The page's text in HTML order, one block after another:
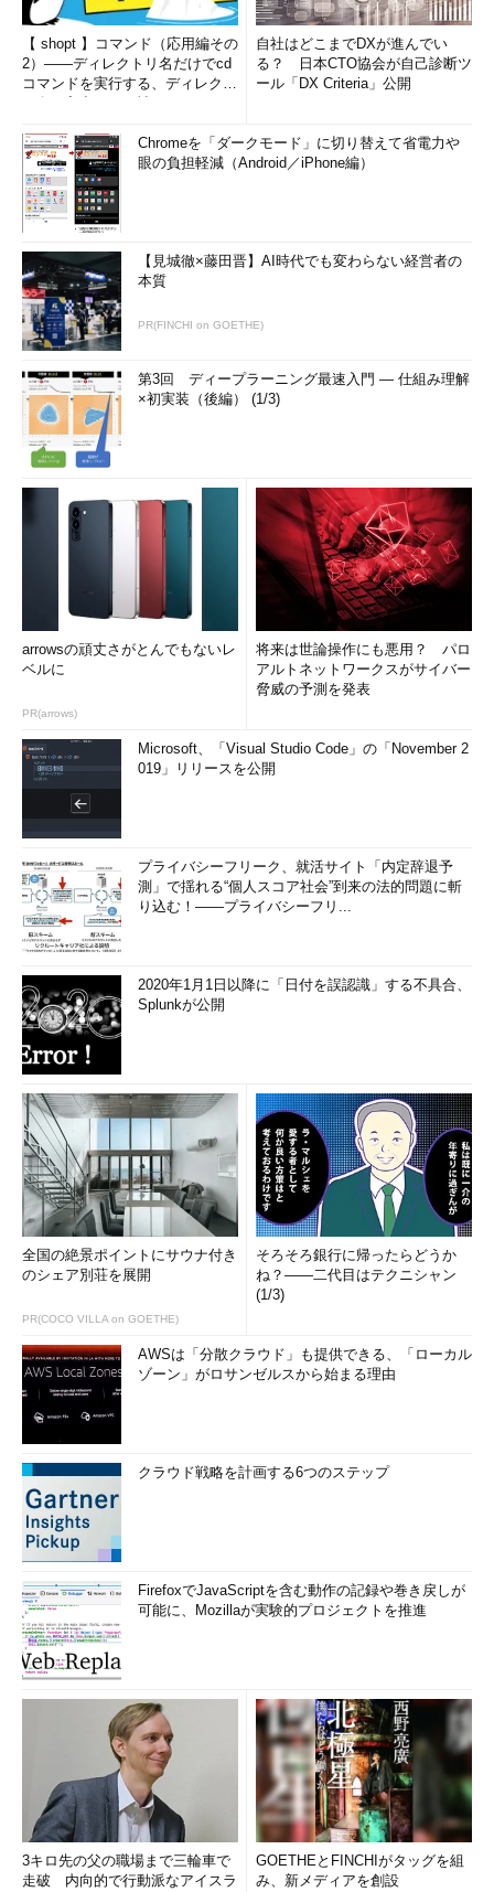
だ。
「エンジニアの方は、技術のことはもちろん詳しいし、そのう
え、人脈もあり、経営を多少知っている人であれば、起業したく
いう状況もあるが、人脈だけではそう簡単にお金にはならないの
が現実です。起業に失敗して、当社に相談にくる方も増えていま
す」
30歳から35歳までの間に勝負をかける！
話を元に戻そう。冒頭で述べたとおり、「35歳で大規模プロ
ジェクトのマネージャになる」のが、“現実的な選択”だとすれ
ば、「いま」一体何をしておけばいいのか。第一線で働くエンジ
ニアはまさに多忙を極める。毎日の業務に追われ、自分のキャリ
アをゆっくりと考える時間も取りにくいことだろう。
「できる限りマネジメントスキルを磨くようにするべきです。
担当レベルでプロジェクトに入ったとしても、自分に与えられた
する姿勢が大事です。自分の職務領域だけ分かっていればいいと
いうのではない。これはリーダーがやることなのだけれども、プ
ロジェクトがどう進んでいくのか、それをいつも頭の中に入れな
がら、かつ理解してやっていくというのがすごく大切です」
自分の専門領域外の
仕事でも、スタッフ
時代に吸収しておけ
例えば、人員、工期不足でボトルネックにハ
マりそうなプロジェクトのメンバーとなった
ら、そのようなときこそ「問題解決能力」を磨
くチャンスと考えたい。プロジェクトは、常に
や「コスト超過」といったリスクをはらんでい
るからだ。
えて「難易度」が含まれる。最初は手探りでも構わないが、リー
ダーのマネジメント手法を観察し、｢自分がリーダーだったら、
こういう対策を講じる｣など、常にシミュレーションしておくと
いいだろう。
このような積み重ねは後々必ず生きてくる。「問題解決能力」
や「調整能力」も次第に身に付いてくることだろう。逆にそうし
た姿勢で働いていなければ、数年後にプロジェクト・マネージャ
になってからメンバーを統括していくことができない。自分だけ
の職域に入り込まず、常に全体を見通していく。その姿勢がエン
ジニアとしてのキャリアを広げるきっかけになるのだ。
実際、35歳から40歳くらいで転職する場合、企業は完全にマ
ネージャとしての能力を見てくる。マネジメント能力の有無で、
最低1～2割は年収が変わってくることもある。そのうえで「英語
力」や「財務諸表」を読む能力があれば、ライバルに大きく差を
付けることが可能だ。北村氏が特に勧めるのが「英語力」のアッ
「英語ができると転職活動はかなり有利になります。例えばエ
ンジニアで、『こういうシステム設計ならば英語でドキュメント
にまとめられる』『英語で交渉もできるし、会話もできる』とな
れば、外資系企業だけでなく、日本企業に転職する際にも有利で
す。TOEICでいうと、できれば800点。でも、700点くらいあれ
ば強みになるでしょう」
技術力や技術知識があり、英語力もあれば、5年後、10年後の
キャリアを考えるうえで、選択肢も広がってくる。最近も、コン
アからERPコンサルタントへ転職した人もいるという。実際の職
務は自動車メーカーに対する生産管理のコンサルティングだ。
「その人はあるIT系コンサルティング会社のロンドン支店でエ
ンジニアをしており、『そろそろ日本に帰りたいので、どこかい
い会社はないでしょうか』と相談を受けました。エンジニアとし
ても非常に優秀で、スキル面での条件は満たしていたのですが、
紹介先が外資系ということで、スキルに加えて英語力のあること
が大きかったと思います。企業側も、『英語力のあることがプラ
スに働いた』と話していました。年齢は35歳くらいだったので
【 shopt 】コマンド（応用編その
2）――ディレクトリ名だけでcd
コマンドを実行する、ディレクト
自社はどこまでDXが進んでい
る？ 日本CTO協会が自己診断ツ
ール「DX Criteria」公開
Chromeを「ダークモード」に切り替えて省電力や
眼の負担軽減（Android／iPhone編）
【見城徹×藤田晋】AI時代でも変わらない経営者の
本質
PR(FINCHI on GOETHE)
第3回 ディープラーニング最速入門 ― 仕組み理解
×初実装（後編） (1/3)
arrowsの頑丈さがとんでもないレ
ベルに
PR(arrows)
将来は世論操作にも悪用？ パロ
アルトネットワークスがサイバー
脅威の予測を発表
Microsoft、「Visual Studio Code」の「November 2
019」リリースを公開
プライバシーフリーク、就活サイト「内定辞退予
測」で揺れる“個人スコア社会”到来の法的問題に斬
り込む！――プライバシーフリ...
2020年1月1日以降に「日付を誤認識」する不具合、
Splunkが公開
全国の絶景ポイントにサウナ付き
のシェア別荘を展開
PR(COCO VILLA on GOETHE)
そろそろ銀行に帰ったらどうか
ね？――二代目はテクニシャン
(1/3)
AWSは「分散クラウド」も提供できる、「ローカル
ゾーン」がロサンゼルスから始まる理由
クラウド戦略を計画する6つのステップ
FirefoxでJavaScriptを含む動作の記録や巻き戻しが
可能に、Mozillaが実験的プロジェクトを推進
3キロ先の父の職場まで三輪車で
走破 内向的で行動派なアイスラ
GOETHEとFINCHIがタッグを組
み、新メディアを創設